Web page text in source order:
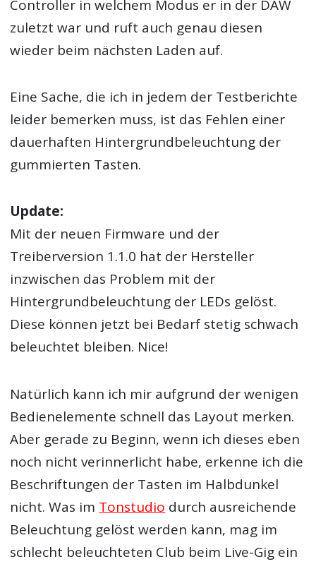
Controller in welchem Modus er in der DAW
zuletzt war und ruft auch genau diesen
wieder beim nächsten Laden auf.
Eine Sache, die ich in jedem der Testberichte
leider bemerken muss, ist das Fehlen einer
dauerhaften Hintergrundbeleuchtung der
gummierten Tasten.
Update:
Mit der neuen Firmware und der
Treiberversion 1.1.0 hat der Hersteller
inzwischen das Problem mit der
Hintergrundbeleuchtung der LEDs gelöst.
Diese können jetzt bei Bedarf stetig schwach
beleuchtet bleiben. Nice!
Natürlich kann ich mir aufgrund der wenigen
Bedienelemente schnell das Layout merken.
Aber gerade zu Beginn, wenn ich dieses eben
noch nicht verinnerlicht habe, erkenne ich die
Beschriftungen der Tasten im Halbdunkel
nicht. Was im Tonstudio durch ausreichende
Beleuchtung gelöst werden kann, mag im
schlecht beleuchteten Club beim Live-Gig ein